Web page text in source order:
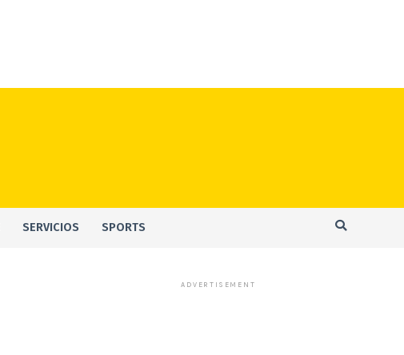
SERVICIOS SPORTS
ADVERTISEMENT